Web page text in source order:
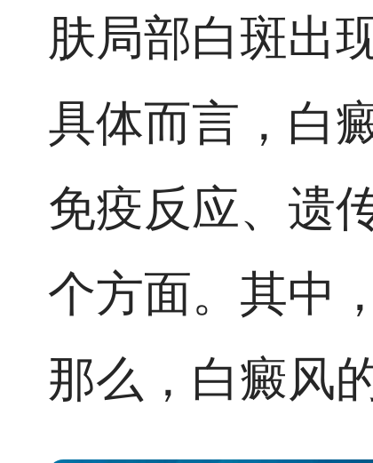
肤局部白斑出
具体而言，白
免疫反应、遗
个方面。其中
那么，白癜风